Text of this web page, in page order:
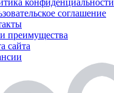
конфиденциальности
соглашение
преимущества
сайта